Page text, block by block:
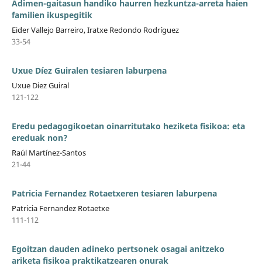
Adimen-gaitasun handiko haurren hezkuntza-arreta haien
familien ikuspegitik
Eider Vallejo Barreiro, Iratxe Redondo Rodríguez
33-54
Uxue Díez Guiralen tesiaren laburpena
Uxue Diez Guiral
121-122
Eredu pedagogikoetan oinarritutako heziketa fisikoa: eta
ereduak non?
Raúl Martínez-Santos
21-44
Patricia Fernandez Rotaetxeren tesiaren laburpena
Patricia Fernandez Rotaetxe
111-112
Egoitzan dauden adineko pertsonek osagai anitzeko
ariketa fisikoa praktikatzearen onurak